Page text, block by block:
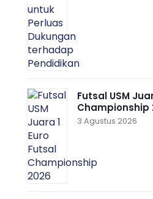
Futsal USM
Championship
3 Agustus 2026